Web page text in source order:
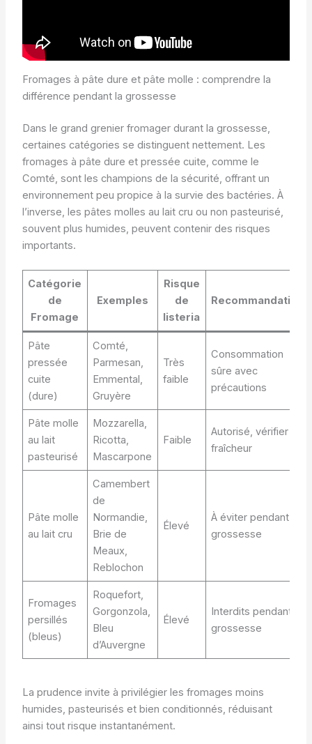
Fromages à pâte dure et pâte molle : comprendre la
différence pendant la grossesse
Dans le grand grenier fromager durant la grossesse,
certaines catégories se distinguent nettement. Les
fromages à pâte dure et pressée cuite, comme le
Comté, sont les champions de la sécurité, offrant un
environnement peu propice à la survie des bactéries. À
l’inverse, les pâtes molles au lait cru ou non pasteurisé,
souvent plus humides, peuvent contenir des risques
importants.
Catégorie
de
Fromage
Exemples
Risque
de
listeria
Recommandation
Pâte
pressée
cuite
(dure)
Comté,
Parmesan,
Emmental,
Gruyère
Très
faible
Consommation
sûre avec
précautions
Pâte molle
au lait
pasteurisé
Mozzarella,
Ricotta,
Mascarpone
Faible
Autorisé, vérifier la
fraîcheur
Pâte molle
au lait cru
Camembert
de
Normandie,
Brie de
Meaux,
Reblochon
Élevé
À éviter pendant la
grossesse
Fromages
persillés
(bleus)
Roquefort,
Gorgonzola,
Bleu
d’Auvergne
Élevé
Interdits pendant la
grossesse
La prudence invite à privilégier les fromages moins
humides, pasteurisés et bien conditionnés, réduisant
ainsi tout risque instantanément.